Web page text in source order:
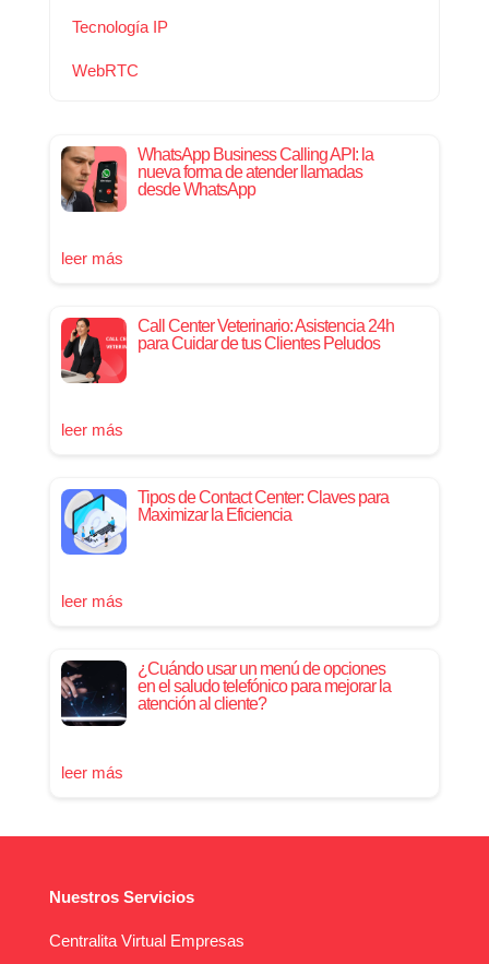
Tecnología IP
WebRTC
WhatsApp Business Calling API: la
nueva forma de atender llamadas
desde WhatsApp
leer más
Call Center Veterinario: Asistencia 24h
para Cuidar de tus Clientes Peludos
leer más
Tipos de Contact Center: Claves para
Maximizar la Eficiencia
leer más
¿Cuándo usar un menú de opciones
en el saludo telefónico para mejorar la
atención al cliente?
leer más
Nuestros Servicios
Centralita Virtual Empresas